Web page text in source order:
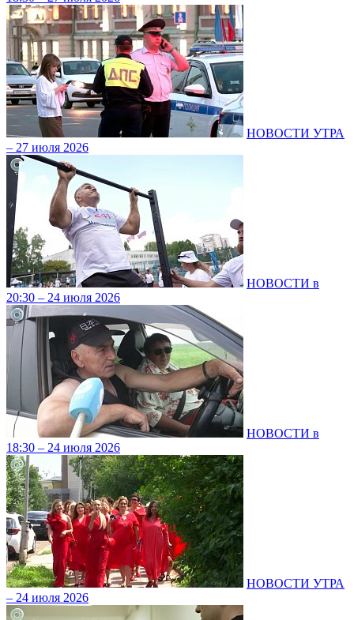
НОВОСТИ УТРА
– 27 июля 2026
НОВОСТИ в
20:30 – 24 июля 2026
НОВОСТИ в
18:30 – 24 июля 2026
НОВОСТИ УТРА
– 24 июля 2026